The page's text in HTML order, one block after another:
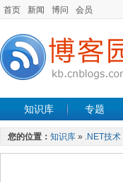
首页 新闻 博问 会员
知识库 专题
您的位置： 知识库 » .NET技术